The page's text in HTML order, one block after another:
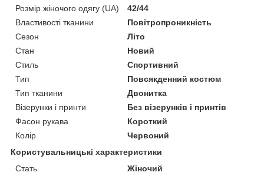
Розмір жіночого одягу (UA)
42/44
Властивості тканини
Повітропроникність
Сезон
Літо
Стан
Новий
Стиль
Спортивний
Тип
Повсякденний костюм
Тип тканини
Двонитка
Візерунки і принти
Без візерунків і принтів
Фасон рукава
Короткий
Колір
Червоний
Користувальницькі характеристики
Стать
Жіночий